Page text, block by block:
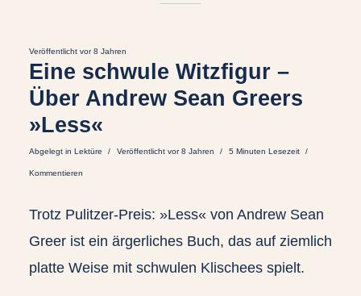
Veröffentlicht vor 8 Jahren
Eine schwule Witzfigur –
Über Andrew Sean Greers
»Less«
Abgelegt in Lektüre Veröffentlicht vor 8 Jahren 5 Minuten Lesezeit
Kommentieren
Trotz Pulitzer-Preis: »Less« von Andrew Sean
Greer ist ein ärgerliches Buch, das auf ziemlich
platte Weise mit schwulen Klischees spielt.